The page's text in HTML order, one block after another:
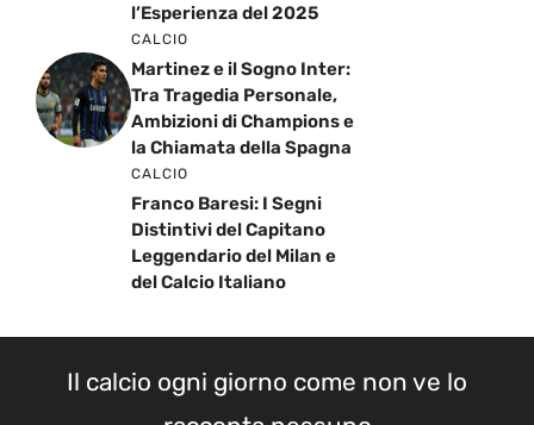
l’Esperienza del 2025
CALCIO
Martinez e il Sogno Inter:
Tra Tragedia Personale,
Ambizioni di Champions e
la Chiamata della Spagna
CALCIO
Franco Baresi: I Segni
Distintivi del Capitano
Leggendario del Milan e
del Calcio Italiano
Il calcio ogni giorno come non ve lo